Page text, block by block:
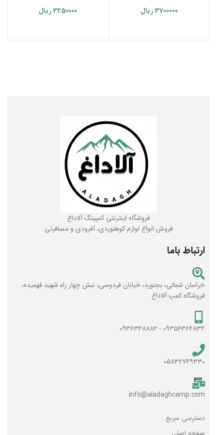
3700000ریال 3250000ریال
فروشگاه اینترنتی کمپینگ آلاداغ
فروش انواع لوازم کوهنوردی، آفرودی و مسافرتی
ارتباط باما
خراسان شمالی، بجنورد، خیابان فردوسی، نبش چهار راه شهید فهمیده،
فروشگاه کمپ آلاداغ
۰۹۳۵۶۳۶۴۸۳۴ - ۰۹۳۶۳۴۱۱۸۸۲
۰۵۸۳۲۷۴۹۳۳۰
info@aladaghcamp.com
دسترسی سریع